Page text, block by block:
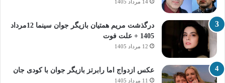
14 مرداد 1405
درگذشت مریم همتیان بازیگر جوان سینما 12مرداد
1405 + علت فوت
12 مرداد 1405
عکس ازدواج اما رابرتز بازیگر جوان با کودی جان
11 مرداد 1405